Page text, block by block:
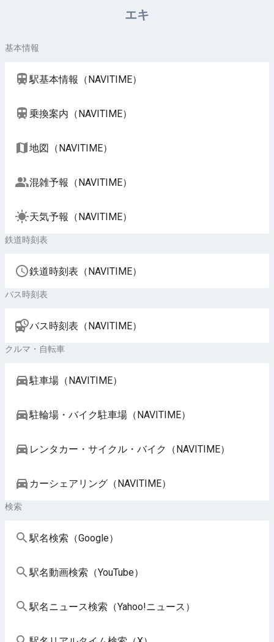
エキ
基本情報
駅基本情報（NAVITIME）
乗換案内（NAVITIME）
地図（NAVITIME）
混雑予報（NAVITIME）
天気予報（NAVITIME）
鉄道時刻表
鉄道時刻表（NAVITIME）
バス時刻表
バス時刻表（NAVITIME）
クルマ・自転車
駐車場（NAVITIME）
駐輪場・バイク駐車場（NAVITIME）
レンタカー・サイクル・バイク（NAVITIME）
カーシェアリング（NAVITIME）
検索
駅名検索（Google）
駅名動画検索（YouTube）
駅名ニュース検索（Yahoo!ニュース）